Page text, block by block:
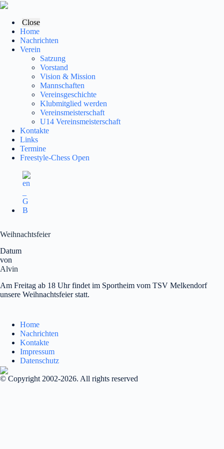
Zum
springenClose
Home
Nachrichten
Verein
Satzung
Vorstand
Vision & Mission
Mannschaften
Vereinsgeschichte
Klubmitglied werden
Vereinsmeisterschaft
U14 Vereinsmeisterschaft
Kontakte
Links
Termine
Freestyle-Chess Open
Weihnachtsfeier
Datum
von
Alvin
Am Freitag ab 18 Uhr findet im Sportheim vom TSV Melkendorf
unsere Weihnachtsfeier statt.
Home
Nachrichten
Kontakte
Impressum
Datenschutz
© Copyright 2002-2026. All rights reserved